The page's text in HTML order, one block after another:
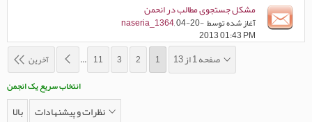
مشکل جستجوی مطالب در انحمن
آغاز شده توسط naseria_1364, 04-20-
2013 01:43 PM
صفحه 1 از 13 1
2
3
11
...
آخرین
انتخاب سریع یک انجمن
نظرات و پيشنهادات بالا